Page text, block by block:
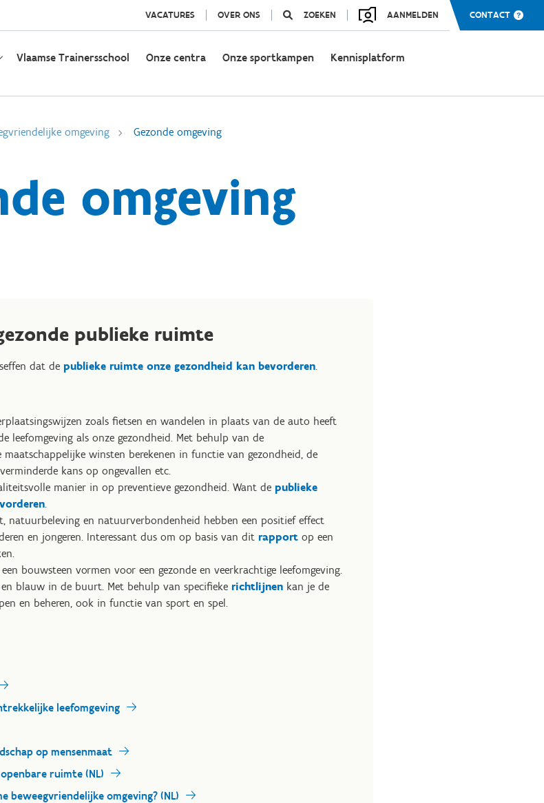
VACATURES OVER ONS ZOEKEN AANMELDEN CONTACT
Vlaamse Trainersschool Onze centra Onze sportkampen Kennisplatform
omgeving Gezonde omgeving
omgeving
publieke ruimte
dat de publieke ruimte onze gezondheid kan bevorderen.
zoals fietsen en wandelen in plaats van de auto heeft
leefomgeving als onze gezondheid. Met behulp van de
winsten berekenen in functie van gezondheid, de
kans op ongevallen etc.
manier in op preventieve gezondheid. Want de publieke
.
natuurbeleving en natuurverbondenheid hebben een positief effect
en jongeren. Interessant dus om op basis van dit rapport op een
bouwsteen vormen voor een gezonde en veerkrachtige leefomgeving.
blauw in de buurt. Met behulp van specifieke richtlijnen kan je de
en beheren, ook in functie van sport en spel.
leefomgeving
op mensenmaat
ruimte (NL)
beweegvriendelijke omgeving? (NL)